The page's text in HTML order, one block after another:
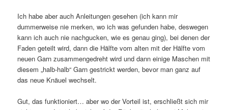
Ich habe aber auch Anleitungen gesehen (ich kann mir
dummerweise nie merken, wo ich was gefunden habe, deswegen
kann ich auch nie nachgucken, wie es genau ging), bei denen der
Faden geteilt wird, dann die Hälfte vom alten mit der Hälfte vom
neuen Garn zusammengedreht wird und dann einige Maschen mit
diesem „halb-halb“ Garn gestrickt werden, bevor man ganz auf
das neue Knäuel wechselt.
Gut, das funktioniert… aber wo der Vorteil ist, erschließt sich mir